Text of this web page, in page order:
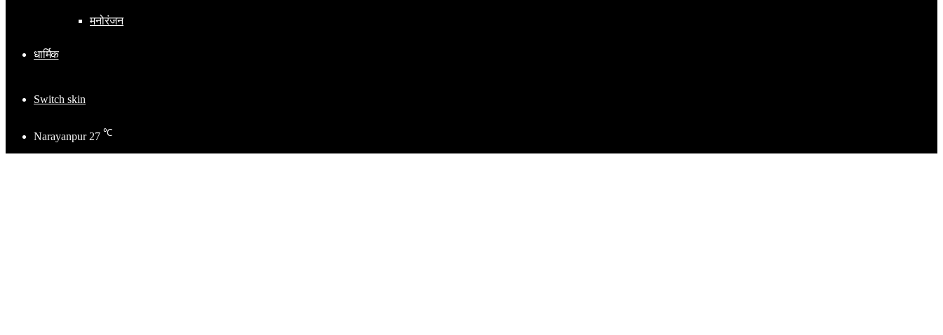
मनोरंजन
धार्मिक
Switch skin
Narayanpur 27 ℃